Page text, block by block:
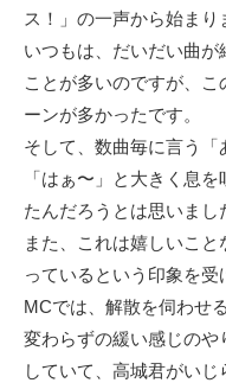
ス！」の一声から始まり
いつもは、だいだい曲が
ことが多いのですが、
ーンが多かったです。
そして、数曲毎に言う
「はぁ〜」と大きく息
たんだろうとは思いまし
また、これは嬉しいこ
っているという印象を受
MCでは、解散を伺わせ
変わらずの緩い感じのや
していて、高城君がいじ